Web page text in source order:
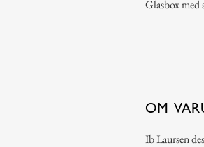
Glasbox
OM
Ib Laursen